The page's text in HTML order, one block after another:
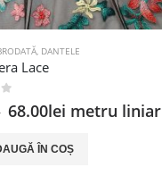
, DANTELE
Lace
Prețul
a
fost:
68.00lei Prețul
este:
68.00lei.
metru liniar
ÎN COȘ